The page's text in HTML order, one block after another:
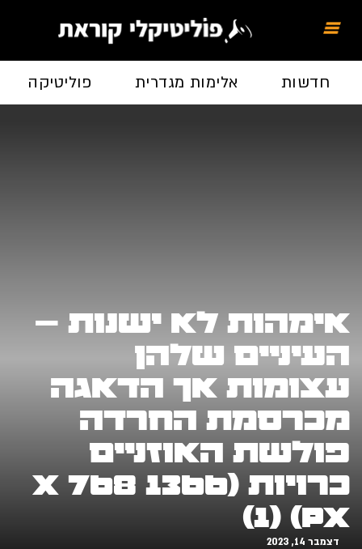
חדשות אלימות מגדרית פוליטיקה
אימהות לא ישנות –
העיניים שלהן
עצומות אך הדאגה
מכרסמת החרדה
פולשת האוזניים
כרויות (1366 x 768
px) (1)
דצמבר 14, 2023